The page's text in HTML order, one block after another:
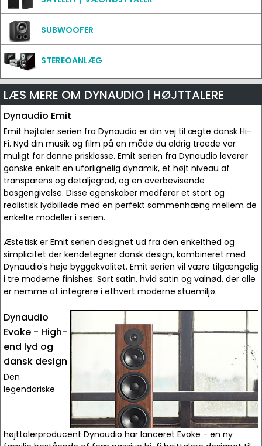
SUBWOOFER
STEREOANLÆG
LÆS MERE OM DYNAUDIO | HØJTTALERE
Dynaudio Emit
Emit højtaler serien fra Dynaudio er din vej til ægte dansk Hi-
Fi. Nyd din musik og film på en måde du aldrig troede var
muligt for denne prisklasse. Emit serien fra Dynaudio leverer
ganske enkelt en uforlignelig dynamik, et højt niveau af
transparens og detaljegrad, og en overbevisende
basgengivelse. Disse egenskaber medfører et stort og
realistisk lydbillede med en perfekt sammenhæng mellem de
enkelte modeller i serien.
Æstetisk er Emit serien designet ud fra den enkelthed og
simplicitet der kendetegner dansk design, kombineret med
Dynaudio's høje byggekvalitet. Emit serien vil være tilgængelig
i tre moderne finishes: Sort satin, hvid satin og valnød, der alle
er nemme at integrere i ethvert moderne stuemiljø.
Dynaudio
Evoke - High-
end lyd og
dansk design
Den
legendariske
højttalerproducent Dynaudio har lanceret Evoke - en ny